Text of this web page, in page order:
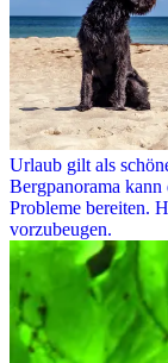
Urlaub gilt als
Bergpanorama
Probleme bereiten.
vorzubeugen.